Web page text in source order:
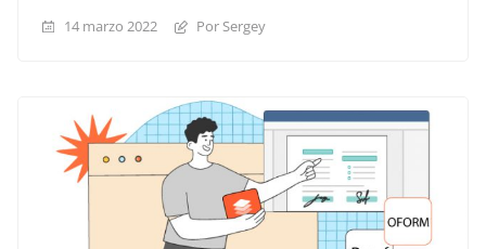
14 marzo 2022 Por Sergey